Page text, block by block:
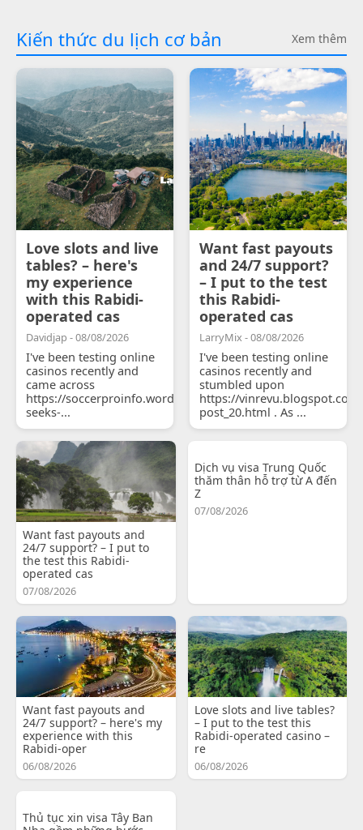
Kiến thức du lịch cơ bản Xem thêm
Love slots and live
tables? – here's
my experience
with this Rabidi-
operated cas
Davidjap - 08/08/2026
I've been testing online
casinos recently and
came across
https://soccerproinfo.wordpress.com/2026/07/11/courtois-
seeks-...
Want fast payouts
and 24/7 support?
– I put to the test
this Rabidi-
operated cas
LarryMix - 08/08/2026
I've been testing online
casinos recently and
stumbled upon
https://
post_20.html . As ...
Want fast payouts and
24/7 support? – I put to
the test this Rabidi-
operated cas
07/08/2026
Dịch vụ visa Trung Quốc
thăm thân hỗ trợ từ A đến
Z
07/08/2026
Want fast payouts and
24/7 support? – here's my
experience with this
Rabidi-oper
06/08/2026
Love slots and live tables?
– I put to the test this
Rabidi-operated casino –
re
06/08/2026
Thủ tục xin visa Tây Ban